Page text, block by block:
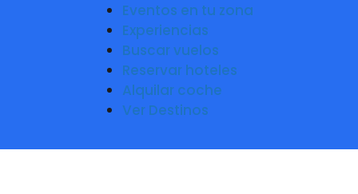
Eventos en tu zona
Experiencias
Buscar vuelos
Reservar hoteles
Alquilar coche
Ver Destinos